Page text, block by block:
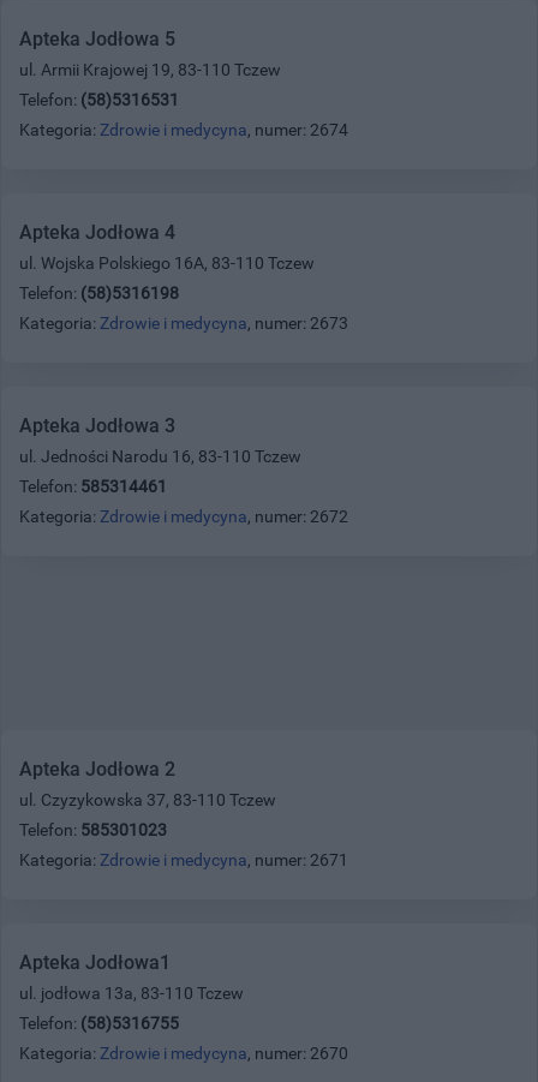
Apteka Jodłowa 5
ul. Armii Krajowej 19, 83-110 Tczew
Telefon: (58)5316531
Kategoria: Zdrowie i medycyna, numer: 2674
Apteka Jodłowa 4
ul. Wojska Polskiego 16A, 83-110 Tczew
Telefon: (58)5316198
Kategoria: Zdrowie i medycyna, numer: 2673
Apteka Jodłowa 3
ul. Jedności Narodu 16, 83-110 Tczew
Telefon: 585314461
Kategoria: Zdrowie i medycyna, numer: 2672
Apteka Jodłowa 2
ul. Czyzykowska 37, 83-110 Tczew
Telefon: 585301023
Kategoria: Zdrowie i medycyna, numer: 2671
Apteka Jodłowa1
ul. jodłowa 13a, 83-110 Tczew
Telefon: (58)5316755
Kategoria: Zdrowie i medycyna, numer: 2670